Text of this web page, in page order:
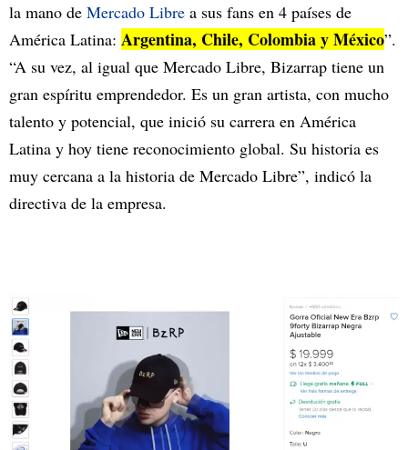
la mano de Mercado Libre a sus fans en 4 países de
América Latina: Argentina, Chile, Colombia y México”.
“A su vez, al igual que Mercado Libre, Bizarrap tiene un
gran espíritu emprendedor. Es un gran artista, con mucho
talento y potencial, que inició su carrera en América
Latina y hoy tiene reconocimiento global. Su historia es
muy cercana a la historia de Mercado Libre”, indicó la
directiva de la empresa.